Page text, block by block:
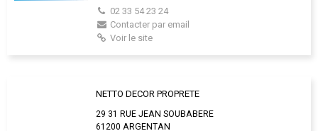
02 33 54 23 24
Contacter par email
Voir le site
NETTO DECOR PROPRETE
29 31 RUE JEAN SOUBABERE
61200 ARGENTAN